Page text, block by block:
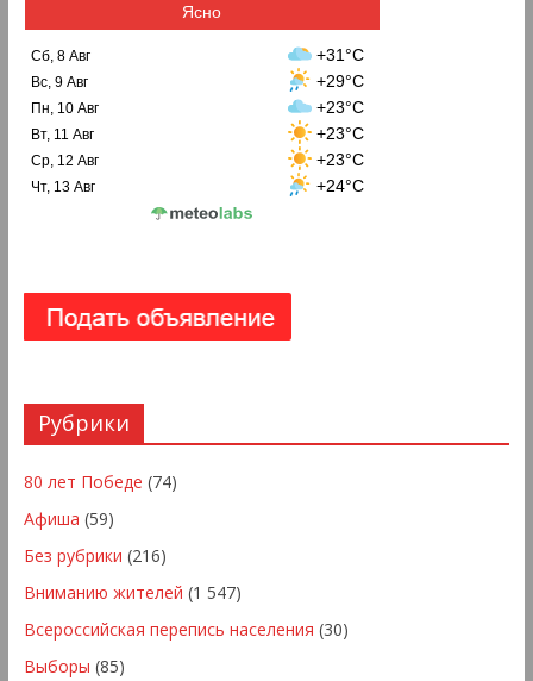
Ясно
Сб, 8 Авг +31°C
Вс, 9 Авг +29°C
Пн, 10 Авг +23°C
Вт, 11 Авг +23°C
Ср, 12 Авг +23°C
Чт, 13 Авг +24°C
Рубрики
80 лет Победе (74)
Афиша (59)
Без рубрики (216)
Вниманию жителей (1 547)
Всероссийская перепись населения (30)
Выборы (85)